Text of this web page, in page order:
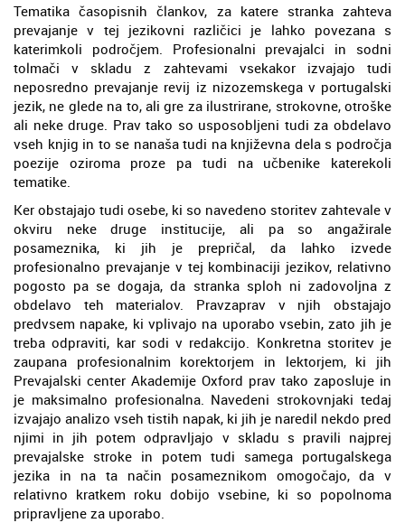
Tematika časopisnih člankov, za katere stranka zahteva
prevajanje v tej jezikovni različici je lahko povezana s
katerimkoli področjem. Profesionalni prevajalci in sodni
tolmači v skladu z zahtevami vsekakor izvajajo tudi
neposredno prevajanje revij iz nizozemskega v portugalski
jezik, ne glede na to, ali gre za ilustrirane, strokovne, otroške
ali neke druge. Prav tako so usposobljeni tudi za obdelavo
vseh knjig in to se nanaša tudi na književna dela s področja
poezije oziroma proze pa tudi na učbenike katerekoli
tematike.
Ker obstajajo tudi osebe, ki so navedeno storitev zahtevale v
okviru neke druge institucije, ali pa so angažirale
posameznika, ki jih je prepričal, da lahko izvede
profesionalno prevajanje v tej kombinaciji jezikov, relativno
pogosto pa se dogaja, da stranka sploh ni zadovoljna z
obdelavo teh materialov. Pravzaprav v njih obstajajo
predvsem napake, ki vplivajo na uporabo vsebin, zato jih je
treba odpraviti, kar sodi v redakcijo. Konkretna storitev je
zaupana profesionalnim korektorjem in lektorjem, ki jih
Prevajalski center Akademije Oxford prav tako zaposluje in
je maksimalno profesionalna. Navedeni strokovnjaki tedaj
izvajajo analizo vseh tistih napak, ki jih je naredil nekdo pred
njimi in jih potem odpravljajo v skladu s pravili najprej
prevajalske stroke in potem tudi samega portugalskega
jezika in na ta način posameznikom omogočajo, da v
relativno kratkem roku dobijo vsebine, ki so popolnoma
pripravljene za uporabo.